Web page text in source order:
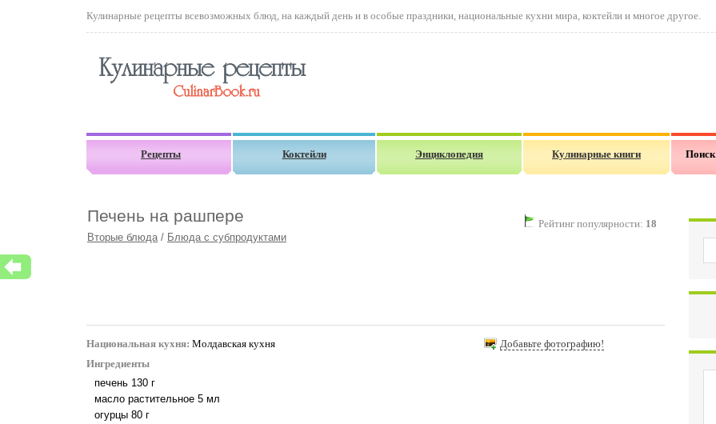
Кулинарные рецепты всевозможных блюд, на каждый день и в особые праздники, национальные кухни мира, коктейли и многое другое.
Рецепты Коктейли Энциклопедия Кулинарные книги Поиск
Печень на рашпере
Вторые блюда/ Блюда с субпродуктами
Рейтинг популярности: 18
Национальная кухня: Молдавская кухня
Ингредиенты
печень 130 г
масло растительное 5 мл
огурцы 80 г
Добавьте фотографию!